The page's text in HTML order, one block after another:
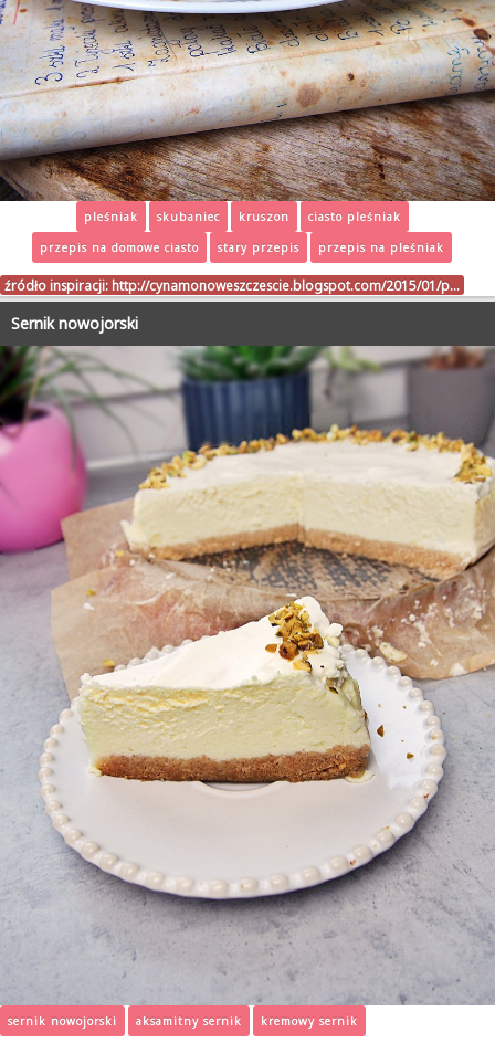
pleśniak skubaniec kruszon
ciasto pleśniak
przepis na domowe ciasto
stary przepis przepis na pleśniak
źródło inspiracji: http://cynamonoweszczescie.blogspot.com/2015/01/p…
Sernik nowojorski
sernik nowojorski aksamitny sernik kremowy sernik